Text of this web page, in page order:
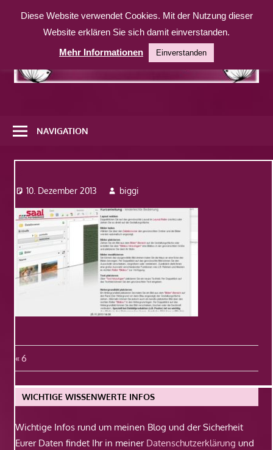
Inhalt
weitere
Website
NAVIGATION
10. Dezember 2013 biggi
Beitragsnavigation
Vorheriger
Beitrag:
6
WICHTIGE WISSENWERTE INFOS
Wichtige Infos rund um meinen Blog und der Sicherheit
Eurer Daten findet Ihr in meiner Datenschutzerklärung und
Diese Website verwendet Cookies. Mit der Nutzung dieser
Website erklären Sie sich damit einverstanden.
Mehr Informationen
Einverstanden